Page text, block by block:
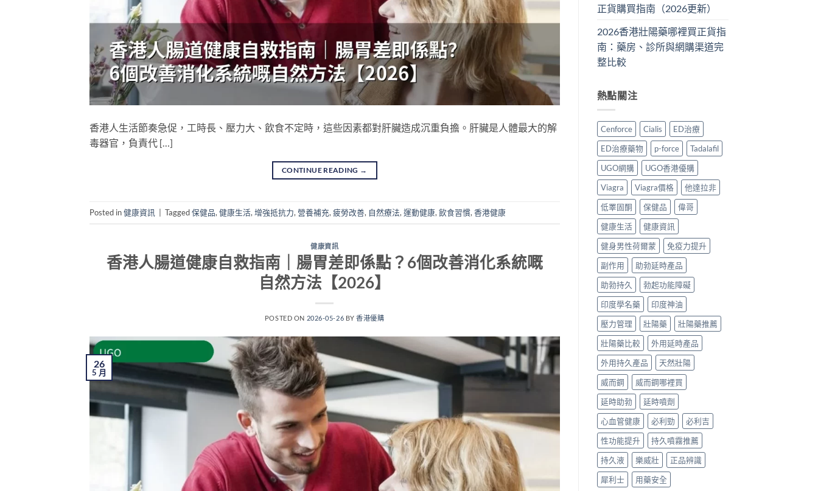
香港人生活節奏急促，工時長、壓力大、飲食不定時，這些因素都對肝臟造成沉重負擔。肝臟是人體最大的解
毒器官，負責代 […]
CONTINUE READING →
Posted in健康資訊 Tagged保健品, 健康生活, 增強抵抗力, 營養補充, 疲勞改善, 自然療法, 運動健康, 飲食習慣, 香港健康
健康資訊
香港人腸道健康自救指南｜腸胃差即係點？6個改善消化系統嘅
自然方法【2026】
POSTED ON 2026-05-26 BY香港優購
26
5 月
正貨購買指南（2026更新）
2026香港壯陽藥哪裡買正貨指
南：藥房、診所與網購渠道完
整比較
熱點關注
Cenforce Cialis
ED治療
ED治療藥物
p-force
Tadalafil
UGO網購
UGO香港優購
Viagra
Viagra價格
他達拉非
低睪固酮
保健品
偉哥
健康生活
健康資訊
健身男性荷爾蒙
免疫力提升
副作用
助勃延時產品
助勃持久
勃起功能障礙
印度學名藥
印度神油
壓力管理
壯陽藥
壯陽藥推薦
壯陽藥比較
外用延時產品
外用持久產品
天然壯陽
威而鋼
威而鋼哪裡買
延時助勃
延時噴劑
心血管健康
必利勁
必利吉
性功能提升
持久噴霧推薦
持久液
樂威壯
正品辨識
犀利士
用藥安全